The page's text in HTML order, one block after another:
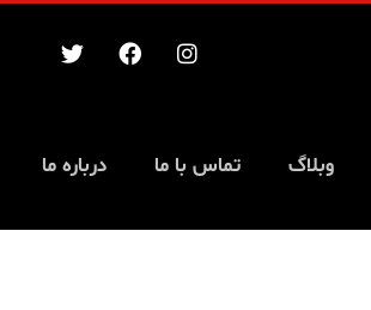
وبلاگ تماس با ما درباره ما